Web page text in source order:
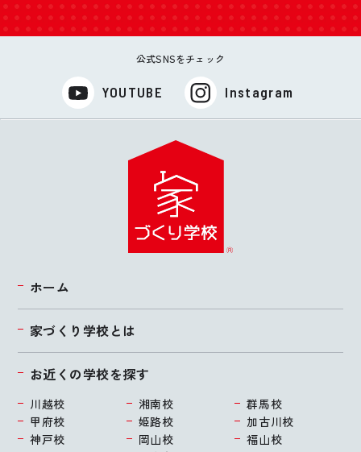
公式SNSをチェック
YOUTUBE Instagram
ホーム
家づくり学校とは
お近くの学校を探す
川越校 湘南校
群馬校
甲府校
姫路校
加古川校
神戸校
岡山校
福山校